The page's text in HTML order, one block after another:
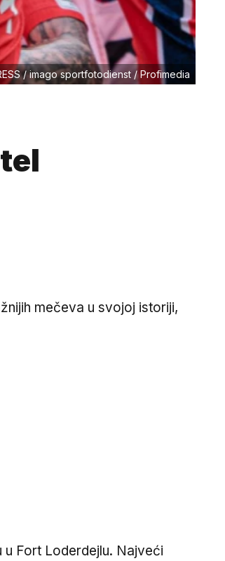
/ imago sportfotodienst / Profimedia
mečeva u svojoj istoriji,
Fort Loderdejlu. Najveći